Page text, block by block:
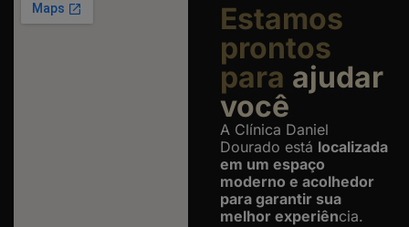
Estamos
prontos
para ajudar
você
A Clínica Daniel
Dourado está localizada
em um espaço
moderno e acolhedor
para garantir sua
melhor experiência.